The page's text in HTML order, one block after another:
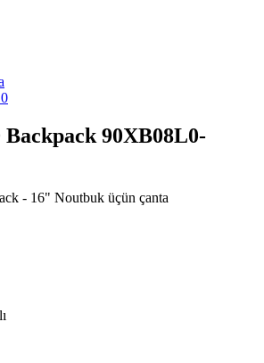
0
Backpack 90XB08L0-
- 16" Noutbuk üçün çanta